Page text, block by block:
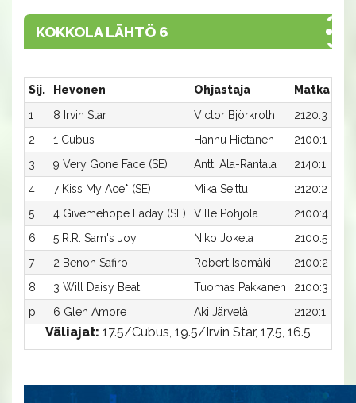
KOKKOLA LÄHTÖ 6
Sij. Hevonen Ohjastaja
1
8 Irvin Star Victor Björkroth
2120:3
2
1 Cubus Hannu Hietanen
2100:1
3
9 Very Gone Face (SE) Antti Ala-Rantala
2140:1
4
7 Kiss My Ace* (SE) Mika Seittu
2120:2
5
4 Givemehope Laday (SE) Ville Pohjola
2100:4
6
5 R.R. Sam's Joy Niko Jokela
2100:5
7
2 Benon Safiro Robert Isomäki
2100:2
8
3 Will Daisy Beat Tuomas Pakkanen
2100:3
p
6 Glen Amore Aki Järvelä 2120:1
Väliajat: 17.5/Cubus, 19.5/Irvin Star, 17.5, 16.5